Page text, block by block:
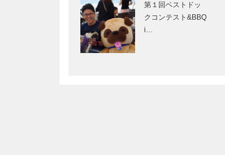
第１回ベストドッ
クコンテスト&BBQ
i…